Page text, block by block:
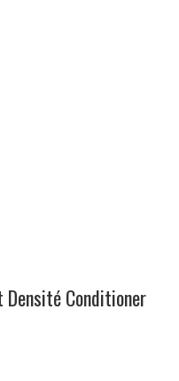
Densité Conditioner